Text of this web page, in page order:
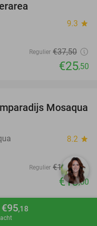
,18
9.3 star
Regulier €37,50
€25,50
25%
Mosaqua
8.2 star
Regulier €17 ,95
€13,50
favorite_border